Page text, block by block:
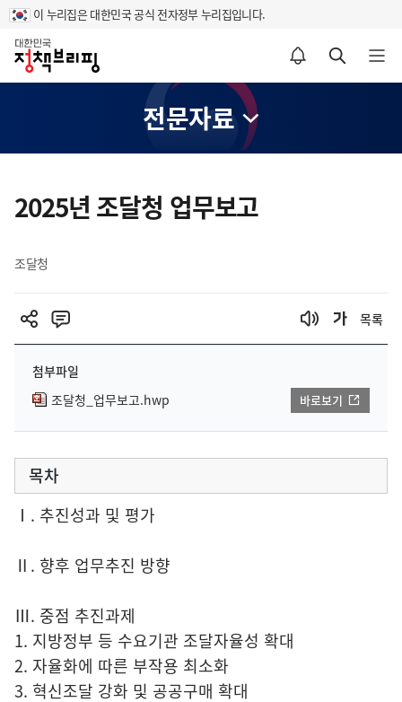
이 누리집은 대한민국 공식 전자정부 누리집입니다.
홈
알림설정 바로가기 검색 바로가기 메뉴 열기
전문자료
텐
츠
역
2025년 조달청 업무보고
조달청
목록
첨부파일
조달청_업무보고.hwp
바로보기
목차
Ⅰ. 추진성과 및 평가
Ⅱ. 향후 업무추진 방향
Ⅲ. 중점 추진과제
1. 지방정부 등 수요기관 조달자율성 확대
2. 자율화에 따른 부작용 최소화
3. 혁신조달 강화 및 공공구매 확대